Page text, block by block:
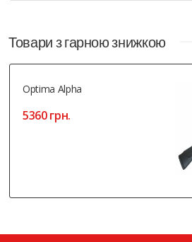
Товари з гарною знижкою
Optima Alpha
5360 грн.